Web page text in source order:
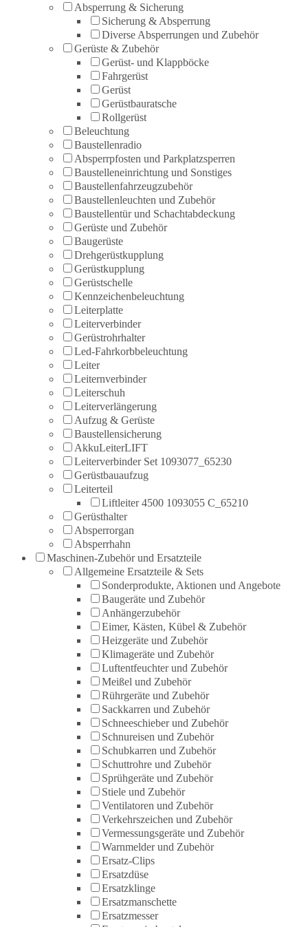
Absperrung & Sicherung
Sicherung & Absperrung
Diverse Absperrungen und Zubehör
Gerüste & Zubehör
Gerüst- und Klappböcke
Fahrgerüst
Gerüst
Gerüstbauratsche
Rollgerüst
Beleuchtung
Baustellenradio
Absperrpfosten und Parkplatzsperren
Baustelleneinrichtung und Sonstiges
Baustellenfahrzeugzubehör
Baustellenleuchten und Zubehör
Baustellentür und Schachtabdeckung
Gerüste und Zubehör
Baugerüste
Drehgerüstkupplung
Gerüstkupplung
Gerüstschelle
Kennzeichenbeleuchtung
Leiterplatte
Leiterverbinder
Gerüstrohrhalter
Led-Fahrkorbbeleuchtung
Leiter
Leiternverbinder
Leiterschuh
Leiterverlängerung
Aufzug & Gerüste
Baustellensicherung
AkkuLeiterLIFT
Leiterverbinder Set 1093077_65230
Gerüstbauaufzug
Leiterteil
Liftleiter 4500 1093055 C_65210
Gerüsthalter
Absperrorgan
Absperrhahn
Maschinen-Zubehör und Ersatzteile
Allgemeine Ersatzteile & Sets
Sonderprodukte, Aktionen und Angebote
Baugeräte und Zubehör
Anhängerzubehör
Eimer, Kästen, Kübel & Zubehör
Heizgeräte und Zubehör
Klimageräte und Zubehör
Luftentfeuchter und Zubehör
Meißel und Zubehör
Rührgeräte und Zubehör
Sackkarren und Zubehör
Schneeschieber und Zubehör
Schnureisen und Zubehör
Schubkarren und Zubehör
Schuttrohre und Zubehör
Sprühgeräte und Zubehör
Stiele und Zubehör
Ventilatoren und Zubehör
Verkehrszeichen und Zubehör
Vermessungsgeräte und Zubehör
Warnmelder und Zubehör
Ersatz-Clips
Ersatzdüse
Ersatzklinge
Ersatzmanschette
Ersatzmesser